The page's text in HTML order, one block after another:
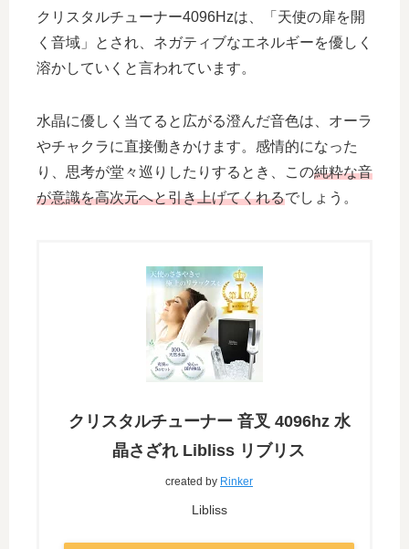
クリスタルチューナー4096Hzは、「天使の扉を開
く音域」とされ、ネガティブなエネルギーを優しく
溶かしていくと言われています。
水晶に優しく当てると広がる澄んだ音色は、オーラ
やチャクラに直接働きかけます。感情的になった
り、思考が堂々巡りしたりするとき、この純粋な音
が意識を高次元へと引き上げてくれるでしょう。
クリスタルチューナー 音叉 4096hz 水
晶さざれ Libliss リブリス
created by Rinker
Libliss